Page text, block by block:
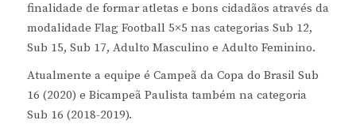
finalidade de formar atletas e bons cidadãos através da
modalidade Flag Football 5×5 nas categorias Sub 12,
Sub 15, Sub 17, Adulto Masculino e Adulto Feminino.
Atualmente a equipe é Campeã da Copa do Brasil Sub
16 (2020) e Bicampeã Paulista também na categoria
Sub 16 (2018-2019).